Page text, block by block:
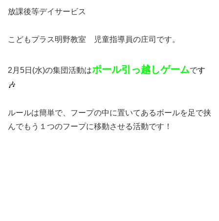
放課後等デイサービス
こどもプラス明野教室 児童指導員の庄司です。
2月5日(水)の集団活動はボール引っ越しゲームです
🎶
ルールは簡単で、フープの中に置いてあるボールを足で挟
んでもう１つのフープに移動させる活動です！